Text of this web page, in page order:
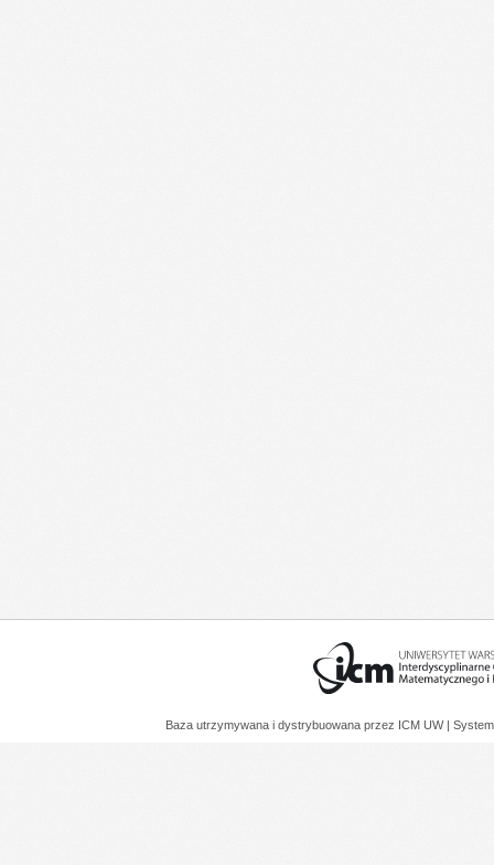
Baza utrzymywana i dystrybuowana przez ICM UW |